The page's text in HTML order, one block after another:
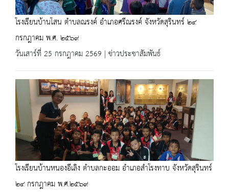
โรงเรียนบ้านโสน ตำบลณรงค์ อำเภอศรีณรงค์ จังหวัดสุรินทร์ ๒๔
กรกฎาคม พ.ศ. ๒๕๖๙
วันเสาร์ที่ 25 กรกฎาคม 2569 | ข่าวประชาสัมพันธ์
โรงเรียนบ้านหนองอีเลิง ตำบลกะออม อำเภอสำโรงทาบ จังหวัดสุรินทร์
๒๔ กรกฎาคม พ.ศ.๒๕๖๙